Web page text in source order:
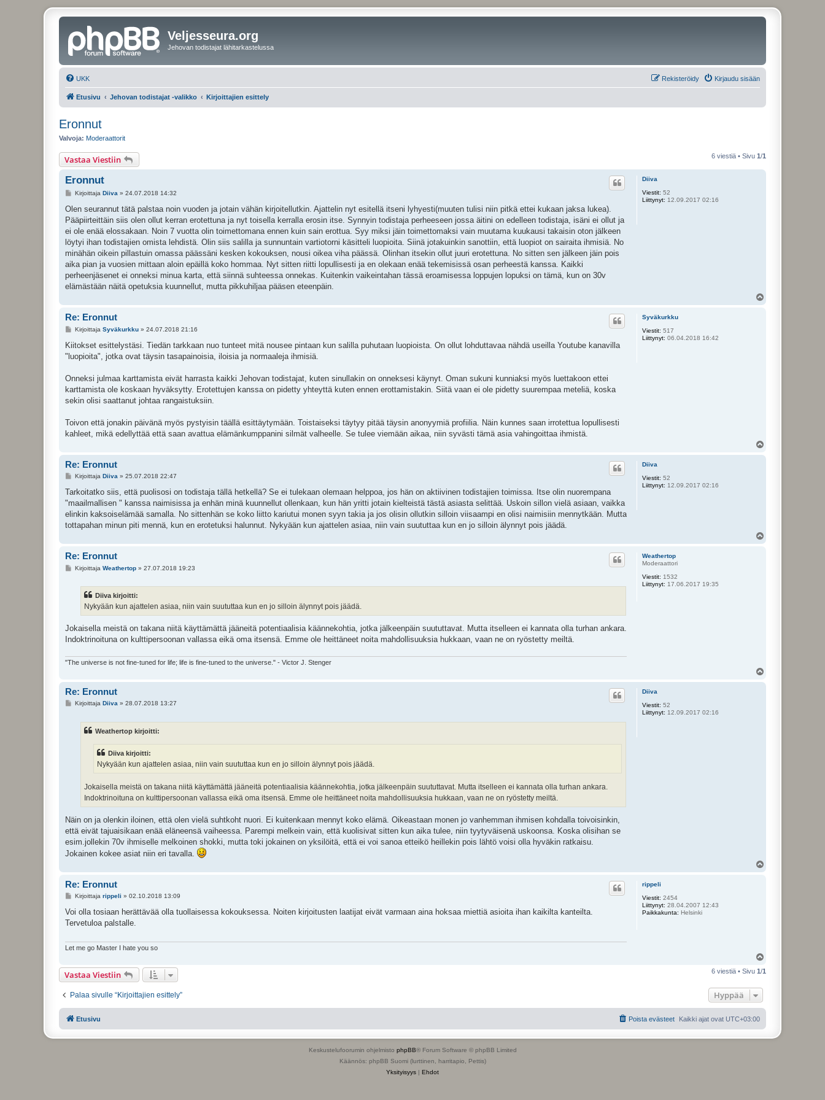
Veljesseura.org
Jehovan todistajat lähitarkastelussa
UKK Kirjaudu sisään
Rekisteröidy
Etusivu Jehovan todistajat -valikko Kirjoittajien esittely
Eronnut
Valvoja: Moderaattorit
Vastaa Viestiin 6 viestiä • Sivu 1/1
Diiva
Viestit: 52
Liittynyt: 12.09.2017 02:16
Eronnut
V
e
t
Kirjoittaja Diiva » 24.07.2018 14:32
Olen seurannut tätä palstaa noin vuoden ja jotain vähän kirjoitellutkin. Ajattelin nyt esitellä itseni lyhyesti(muuten tulisi niin pitkä ettei kukaan jaksa lukea).
Pääpiirteittäin siis olen ollut kerran erotettuna ja nyt toisella kerralla erosin itse. Synnyin todistaja perheeseen jossa äitini on edelleen todistaja, isäni ei ollut ja
ei ole enää elossakaan. Noin 7 vuotta olin toimettomana ennen kuin sain erottua. Syy miksi jäin toimettomaksi vain muutama kuukausi takaisin oton jälkeen
löytyi ihan todistajien omista lehdistä. Olin siis salilla ja sunnuntain vartiotorni käsitteli luopioita. Siinä jotakuinkin sanottiin, että luopiot on sairaita ihmisiä. No
minähän oikein pillastuin omassa päässäni kesken kokouksen, nousi oikea viha päässä. Olinhan itsekin ollut juuri erotettuna. No sitten sen jälkeen jäin pois
aika pian ja vuosien mittaan aloin epäillä koko hommaa. Nyt sitten riitti lopullisesti ja en olekaan enää tekemisissä osan perheestä kanssa. Kaikki
perheenjäsenet ei onneksi minua karta, että siinnä suhteessa onnekas. Kuitenkin vaikeintahan tässä eroamisessa loppujen lopuksi on tämä, kun on 30v
elämästään näitä opetuksia kuunnellut, mutta pikkuhiljaa pääsen eteenpäin.
Syväkurkku
Viestit: 517
Liittynyt: 06.04.2018 16:42
Re: Eronnut
V
e
t
Kirjoittaja Syväkurkku» 24.07.2018 21:16
Kiitokset esittelystäsi. Tiedän tarkkaan nuo tunteet mitä nousee pintaan kun salilla puhutaan luopioista. On ollut lohduttavaa nähdä useilla Youtube kanavilla
"luopioita", jotka ovat täysin tasapainoisia, iloisia ja normaaleja ihmisiä.
Onneksi julmaa karttamista eivät harrasta kaikki Jehovan todistajat, kuten sinullakin on onneksesi käynyt. Oman sukuni kunniaksi myös luettakoon ettei
karttamista ole koskaan hyväksytty. Erotettujen kanssa on pidetty yhteyttä kuten ennen erottamistakin. Siitä vaan ei ole pidetty suurempaa meteliä, koska
sekin olisi saattanut johtaa rangaistuksiin.
Toivon että jonakin päivänä myös pystyisin täällä esittäytymään. Toistaiseksi täytyy pitää täysin anonyymiä profiilia. Näin kunnes saan irrotettua lopullisesti
kahleet, mikä edellyttää että saan avattua elämänkumppanini silmät valheelle. Se tulee viemään aikaa, niin syvästi tämä asia vahingoittaa ihmistä.
Diiva
Viestit: 52
Liittynyt: 12.09.2017 02:16
Re: Eronnut
V
e
t
i
Kirjoittaja Diiva » 25.07.2018 22:47
Tarkoitatko siis, että puolisosi on todistaja tällä hetkellä? Se ei tulekaan olemaan helppoa, jos hän on aktiivinen todistajien toimissa. Itse olin nuorempana
"maailmallisen " kanssa naimisissa ja enhän minä kuunnellut ollenkaan, kun hän yritti jotain kielteistä tästä asiasta selittää. Uskoin sillon vielä asiaan, vaikka
elinkin kaksoiselämää samalla. No sittenhän se koko liitto kariutui monen syyn takia ja jos olisin ollutkin silloin viisaampi en olisi naimisiin mennytkään. Mutta
tottapahan minun piti mennä, kun en erotetuksi halunnut. Nykyään kun ajattelen asiaa, niin vain suututtaa kun en jo silloin älynnyt pois jäädä.
Weathertop
Moderaattori
Viestit: 1532
Liittynyt: 17.06.2017 19:35
Re: Eronnut
VKirjoittaja Weathertop» 27.07.2018 19:23
Diiva kirjoitti:
Nykyään kun ajattelen asiaa, niin vain suututtaa kun en jo silloin älynnyt pois jäädä.
Jokaisella meistä on takana niitä käyttämättä jääneitä potentiaalisia käännekohtia, jotka jälkeenpäin suututtavat. Mutta itselleen ei kannata olla turhan ankara.
Indoktrinoituna on kulttipersoonan vallassa eikä oma itsensä. Emme ole heittäneet noita mahdollisuuksia hukkaan, vaan ne on ryöstetty meiltä.
"The universe is not fine-tuned for life; life is fine-tuned to the universe." - Victor J. Stenger
Diiva
Viestit: 52
Liittynyt: 12.09.2017 02:16
Re: Eronnut
VKirjoittaja Diiva» 28.07.2018 13:27
Weathertop kirjoitti:
Diiva kirjoitti:
Nykyään kun ajattelen asiaa, niin vain suututtaa kun en jo silloin älynnyt pois jäädä.
Jokaisella meistä on takana niitä käyttämättä jääneitä potentiaalisia käännekohtia, jotka jälkeenpäin suututtavat. Mutta itselleen ei kannata olla turhan ankara.
Indoktrinoituna on kulttipersoonan vallassa eikä oma itsensä. Emme ole heittäneet noita mahdollisuuksia hukkaan, vaan ne on ryöstetty meiltä.
Näin on ja olenkin iloinen, että olen vielä suhtkoht nuori. Ei kuitenkaan mennyt koko elämä. Oikeastaan monen jo vanhemman ihmisen kohdalla toivoisinkin,
että eivät tajuaisikaan enää eläneensä vaiheessa. Parempi melkein vain, että kuolisivat sitten kun aika tulee, niin tyytyväisenä uskoonsa. Koska olisihan se
esim.jollekin 70v ihmiselle melkoinen shokki, mutta toki jokainen on yksilöitä, että ei voi sanoa etteikö heillekin pois lähtö voisi olla hyväkin ratkaisu.
Jokainen kokee asiat niin eri tavalla.
rippeli
Viestit: 2454
Liittynyt: 28.04.2007 12:43
Paikkakunta: Helsinki
Re: Eronnut
V
e
t
Kirjoittaja rippeli » 02.10.2018 13:09
Voi olla tosiaan herättävää olla tuollaisessa kokouksessa. Noiten kirjoitusten laatijat eivät varmaan aina hoksaa miettiä asioita ihan kaikilta kanteilta.
Tervetuloa palstalle.
Let me go Master I hate you so
ö
Vastaa Viestiin 6 viestiä • Sivu 1/1
Palaa sivulle “Kirjoittajien esittely” Hyppää
Etusivu Kaikki ajat ovat UTC+03:00
Poista evästeet
Keskustelufoorumin ohjelmisto phpBB® Forum Software © phpBB Limited
Käännös: phpBB Suomi (lurttinen, harritapio, Pettis)
Yksityisyys | Ehdot